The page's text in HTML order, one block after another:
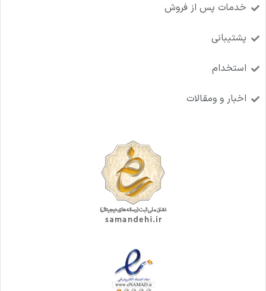
خدمات پس از فروش
پشتیبانی
استخدام
اخبار و ومقالات